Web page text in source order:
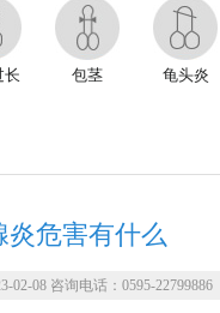
长 包茎 龟头炎
炎危害有什么
02-08 咨询电话：0595-22799886